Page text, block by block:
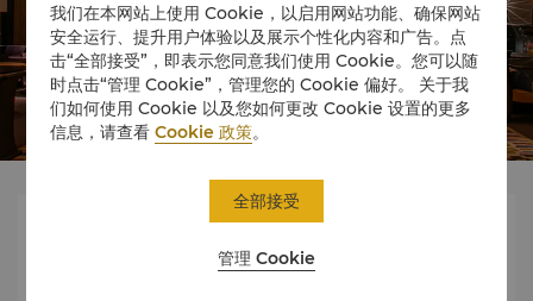

我们在本网站上使用 Cookie，以启用网站功能、确保网站
安全运行、提升用户体验以及展示个性化内容和广告。点
击“全部接受”，即表示您同意我们使用 Cookie。您可以随
时点击“管理 Cookie”，管理您的 Cookie 偏好。 关于我
们如何使用 Cookie 以及您如何更改 Cookie 设置的更多
信息，请查看Cookie 政策。
管理 Cookie
全部接受